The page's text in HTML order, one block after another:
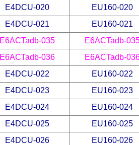
E4DCU-020
EU160-020
E4DCU-021
EU160-021
E6ACTadb-035
E6ACTadb-
E6ACTadb-036
E6ACTadb-
E4DCU-022
EU160-022
E4DCU-023
EU160-023
E4DCU-024
EU160-024
E4DCU-025
EU160-025
E4DCU-026
EU160-026